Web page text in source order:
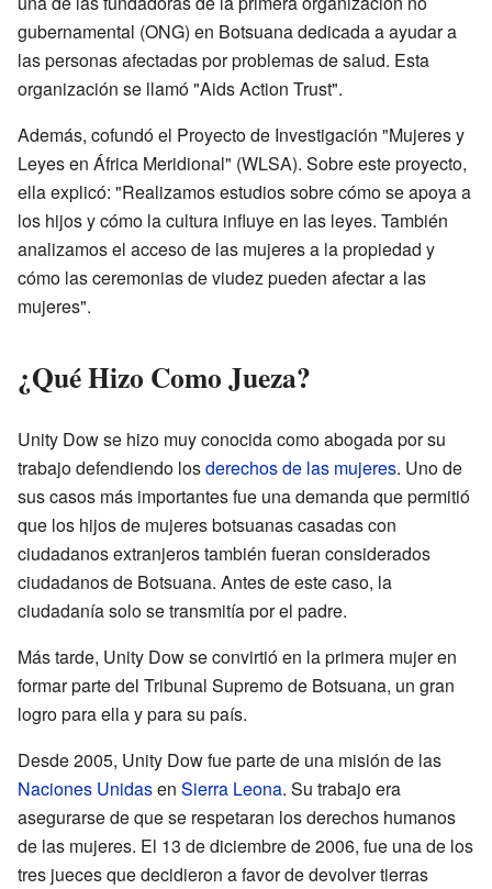
gubernamental (ONG) en Botsuana dedicada a ayudar a
las personas afectadas por problemas de salud. Esta
organización se llamó "Aids Action Trust".
Además, cofundó el Proyecto de Investigación "Mujeres y
Leyes en África Meridional" (WLSA). Sobre este proyecto,
ella explicó: "Realizamos estudios sobre cómo se apoya a
los hijos y cómo la cultura influye en las leyes. También
analizamos el acceso de las mujeres a la propiedad y
cómo las ceremonias de viudez pueden afectar a las
mujeres".
¿Qué Hizo Como Jueza?
Unity Dow se hizo muy conocida como abogada por su
trabajo defendiendo losderechos de las mujeres. Uno de
sus casos más importantes fue una demanda que permitió
que los hijos de mujeres botsuanas casadas con
ciudadanos extranjeros también fueran considerados
ciudadanos de Botsuana. Antes de este caso, la
ciudadanía solo se transmitía por el padre.
Más tarde, Unity Dow se convirtió en la primera mujer en
formar parte del Tribunal Supremo de Botsuana, un gran
logro para ella y para su país.
Desde 2005, Unity Dow fue parte de una misión de las
Naciones Unidasen Sierra Leona. Su trabajo era
asegurarse de que se respetaran los derechos humanos
de las mujeres. El 13 de diciembre de 2006, fue una de los
tres jueces que decidieron a favor de devolver tierras